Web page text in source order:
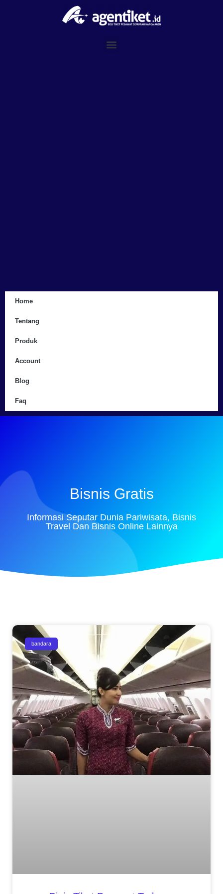
Home
Tentang
Produk
Account
Blog
Faq
Bisnis Gratis
Informasi Seputar Dunia Pariwisata, Bisnis
Travel Dan Bisnis Online Lainnya
bandara